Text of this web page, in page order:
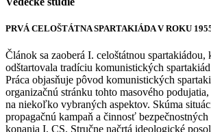
PRVÁ CELOŠTÁTNA SPARTAKIÁDA V ROKU
Článok sa zaoberá I. celoštátnou
odštartovala tradíciu komunistických
Práca objasňuje pôvod komunistických
organizačnú stránku tohto masového
na niekoľko vybraných aspektov. Skúma
propagačnú kampaň a činnosť
konania I. CS. Stručne načrtá ideologické